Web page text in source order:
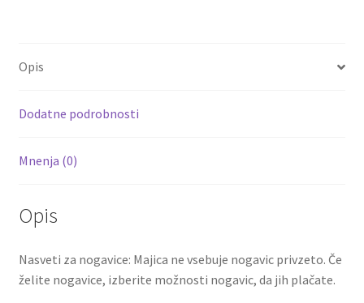
k
Opis
Dodatne podrobnosti
Mnenja (0)
Opis
Nasveti za nogavice: Majica ne vsebuje nogavic privzeto. Če
želite nogavice, izberite možnosti nogavic, da jih plačate.